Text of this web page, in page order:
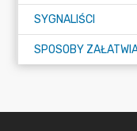
SYGNALIŚCI